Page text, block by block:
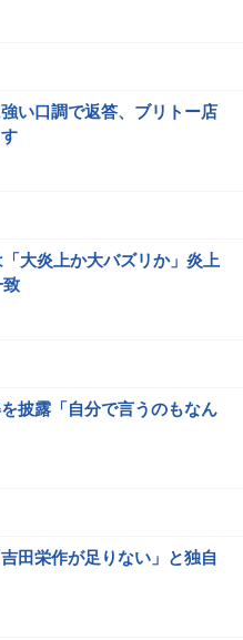
い口調で返答、ブリトー店
大炎上か大バズリか」炎上
披露「自分で言うのもなん
田栄作が足りない」と独自